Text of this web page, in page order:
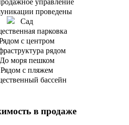
управление
проведены
Сад
парковка
с центром
рядом
моря пешком
с пляжем
бассейн
в продаже